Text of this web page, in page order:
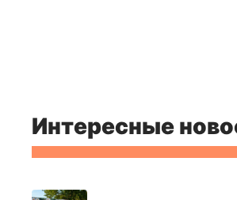
Интересные